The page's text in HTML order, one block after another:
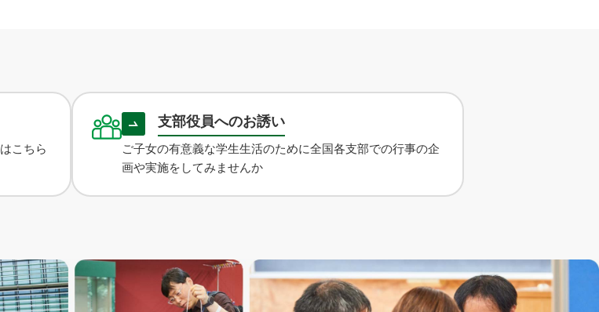
こちら
支部役員へのお誘い
ご子女の有意義な学生生活のために全国各支部での行事の企
画や実施をしてみませんか